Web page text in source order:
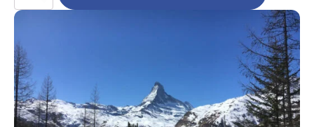
Accompagnement
pistes
sur
le
Domaine
Skiable
Cervinia